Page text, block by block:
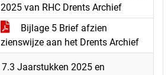
2025 van RHC Drents Archief
Bijlage 5 Brief afzien
zienswijze aan het Drents Archief
7.3 Jaarstukken 2025 en